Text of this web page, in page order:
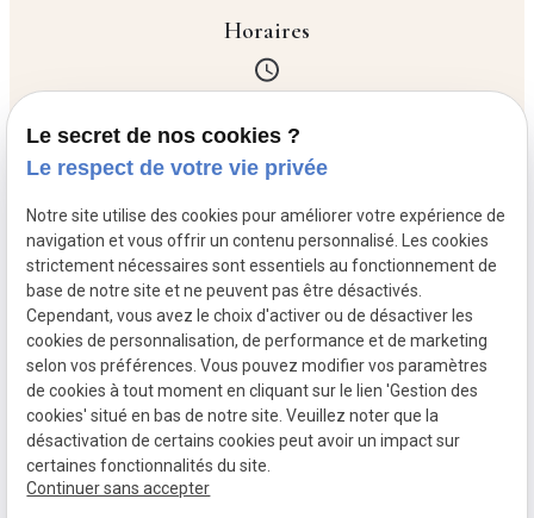
Horaires
Lundi
06:00 - 19:00
Mardi
Fermé
Mercredi
06:00 - 19:00
Jeudi
06:00 - 19:00
Vendredi
06:00 - 19:00
Samedi
06:30 - 19:00
Dimanche
06:30 - 13:00
Mentions légales
Politique de confidentialité
Gestion des cookies
Le secret de nos cookies ?
Le respect de votre vie privée
Notre site utilise des cookies pour améliorer votre expérience de
navigation et vous offrir un contenu personnalisé. Les cookies
strictement nécessaires sont essentiels au fonctionnement de
base de notre site et ne peuvent pas être désactivés.
Cependant, vous avez le choix d'activer ou de désactiver les
cookies de personnalisation, de performance et de marketing
selon vos préférences. Vous pouvez modifier vos paramètres
de cookies à tout moment en cliquant sur le lien 'Gestion des
cookies' situé en bas de notre site. Veuillez noter que la
désactivation de certains cookies peut avoir un impact sur
certaines fonctionnalités du site.
Continuer sans accepter